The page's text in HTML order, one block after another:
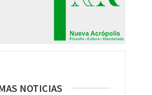
NOTICIAS